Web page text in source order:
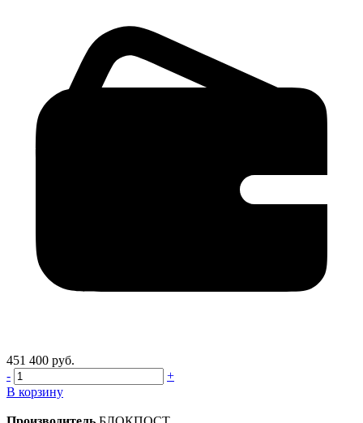
451 400 руб.
-
+
В корзину